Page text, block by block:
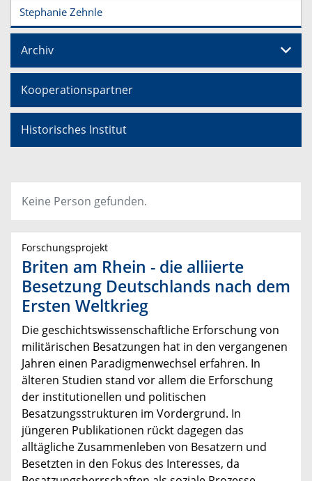
Stephanie Zehnle
Archiv
Kooperationspartner
Historisches Institut
Keine Person gefunden.
Forschungsprojekt
Briten am Rhein - die alliierte
Besetzung Deutschlands nach dem
Ersten Weltkrieg
Die geschichtswissenschaftliche Erforschung von
militärischen Besatzungen hat in den vergangenen
Jahren einen Paradigmenwechsel erfahren. In
älteren Studien stand vor allem die Erforschung
der institutionellen und politischen
Besatzungsstrukturen im Vordergrund. In
jüngeren Publikationen rückt dagegen das
alltägliche Zusammenleben von Besatzern und
Besetzten in den Fokus des Interesses, da